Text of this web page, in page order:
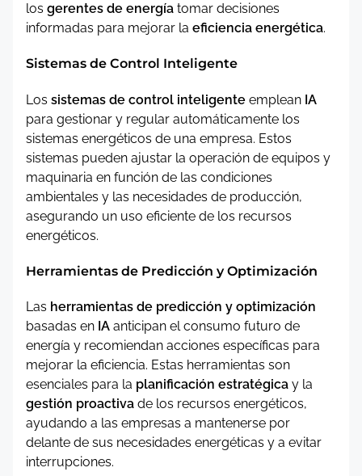
los gerentes de energía tomar decisiones
informadas para mejorar la eficiencia energética.
Sistemas de Control Inteligente
Los sistemas de control inteligente emplean IA
para gestionar y regular automáticamente los
sistemas energéticos de una empresa. Estos
sistemas pueden ajustar la operación de equipos y
maquinaria en función de las condiciones
ambientales y las necesidades de producción,
asegurando un uso eficiente de los recursos
energéticos.
Herramientas de Predicción y Optimización
Las herramientas de predicción y optimización
basadas en IA anticipan el consumo futuro de
energía y recomiendan acciones específicas para
mejorar la eficiencia. Estas herramientas son
esenciales para la planificación estratégica y la
gestión proactiva de los recursos energéticos,
ayudando a las empresas a mantenerse por
delante de sus necesidades energéticas y a evitar
interrupciones.